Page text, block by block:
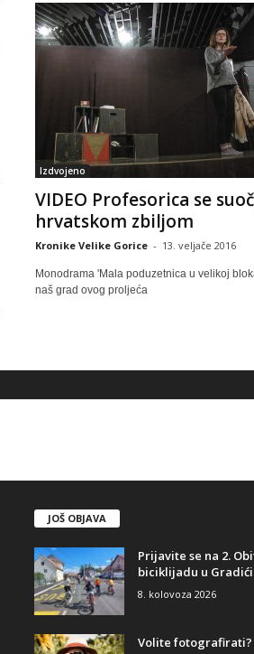
Izdvojeno
VIDEO Profesorica se
hrvatskom zbiljom
Kronike Velike Gorice - 13. veljače 2016
Monodrama 'Mala poduzetnica u velikoj
naš grad ovog proljeća
JOŠ OBJAVA
Prijavite se na 2.
biciklijadu u
8. kolovoza 2026
Volite